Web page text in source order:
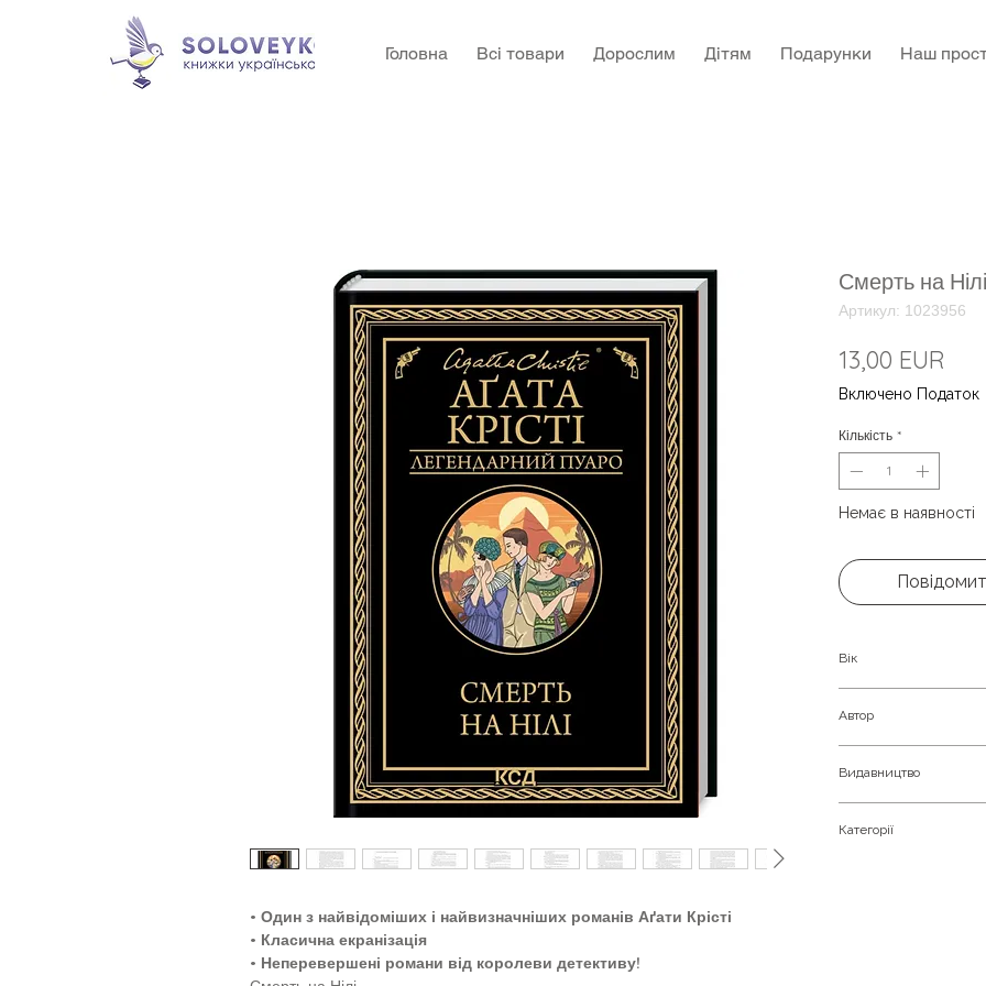
Головна Всі товари Дорослим Дітям Подарунки Наш
• Один з найвідоміших і найвизначніших романів Аґати Крісті
• Класична екранізація
• Неперевершені романи від королеви детективу!
Смерть на Нілі
Артикул: 1023956
13,00 EUR
Включено Податок
Кількість *
Немає в наявності
Вік
Автор
Видавництво
Категорії